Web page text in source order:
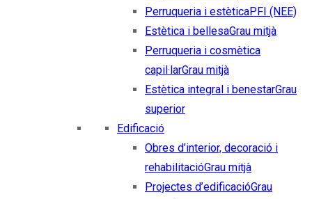
Perruqueria i estèticaPFI (NEE)
Estètica i bellesaGrau mitjà
Perruqueria i cosmètica
capil·larGrau mitjà
Estètica integral i benestarGrau
superior
Edificació
Obres d’interior, decoració i
rehabilitacióGrau mitjà
Projectes d’edificacióGrau